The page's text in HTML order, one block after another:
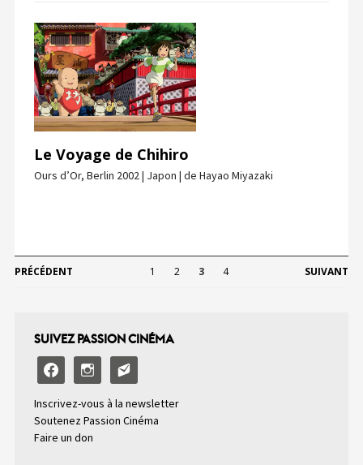
Le Voyage de Chihiro
Ours d’Or, Berlin 2002 | Japon | de Hayao Miyazaki
PRÉCÉDENT 1 2 3 4 SUIVANT
SUIVEZ PASSION CINÉMA
facebookinstagramemail-
alt2
Inscrivez-vous à la newsletter
Soutenez Passion Cinéma
Faire un don